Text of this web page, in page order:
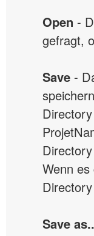
Open -
gefragt,
Save -
Wenn
Save